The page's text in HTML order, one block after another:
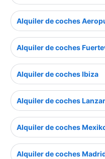
Alquiler de coches
Alquiler de coches
Alquiler de coches Ibiza
Alquiler de coches
Alquiler de coches
Alquiler de coches